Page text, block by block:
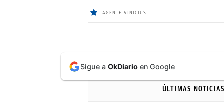
AGENTE VINICIUS
ÚLTIMAS
NOTICIAS
ÚLTIMAS NOTICIAS
Sigue a OkDiario en Google